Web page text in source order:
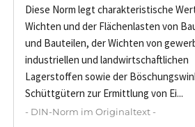
Diese Norm legt charakteristische
Wichten und der Flächenlasten von
und Bauteilen, der Wichten von
industriellen und landwirtschaftlichen
Lagerstoffen sowie der
Schüttgütern zur Ermittlung von Ei...
- DIN-Norm im Originaltext -